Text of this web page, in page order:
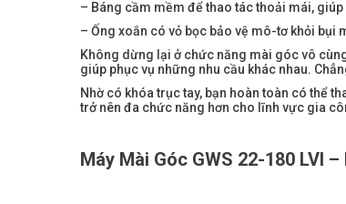
– Báng cầm mềm để thao tác thoải mái,
– Ống xoắn có vỏ bọc bảo vệ mô-tơ khỏi bụi
Không dừng lại ở chức năng mài góc vô
giúp phục vụ những nhu cầu khác nhau.
Nhờ có khóa trục tay, bạn hoàn toàn có thể
trở nên đa chức năng hơn cho lĩnh vực gia
Máy Mài Góc GWS 22-180 LVI –